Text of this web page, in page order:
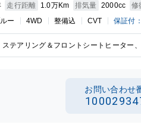
走行距離 1.0万Km 排気量 2000cc 修
ー
4WD 整備込 CVT 保証付
テアリング＆フロントシートヒーター
お問い合わせ